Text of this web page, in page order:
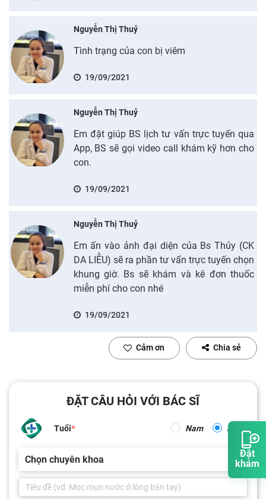
Đặt
khám
Nguyễn Thị Thuỷ
Tình trạng của con bị viêm
19/09/2021
Nguyễn Thị Thuỷ
Em đặt giúp BS lịch tư vấn trực tuyến qua
App, BS sẽ gọi video call khám kỹ hơn cho
con.
19/09/2021
Nguyễn Thị Thuỷ
Em ấn vào ảnh đại diện của Bs Thủy (CK
DA LIỄU) sẽ ra phần tư vấn trực tuyến chọn
khung giờ. Bs sẽ khám và kê đơn thuốc
miễn phí cho con nhé
19/09/2021
Cảm ơn Chia sẻ
ĐẶT CÂU HỎI VỚI BÁC SĨ
Tuổi Nam Nữ
Chọn chuyên khoa